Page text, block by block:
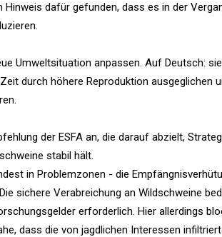
dafür gefunden, dass es in der
Umweltsituation anpassen. Auf Deutsch:
durch höhere Reproduktion ausgeglichen
der ESFA an, die darauf abzielt,
stabil hält.
in Problemzonen - die
sichere Verabreichung an Wildschweine
erforderlich. Hier allerdings
dass die von jagdlichen Interessen